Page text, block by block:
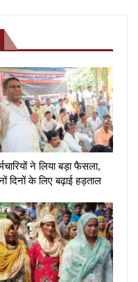
ने लिया बड़ा फैसला,
दिनों के लिए बढ़ाई हड़ताल